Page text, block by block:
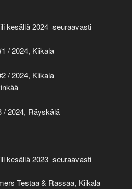
kesällä 2024 seuraavasti
/ 2024, Kiikala
/ 2024, Kiikala
/ 2024, Räyskälä
kesällä 2023 seuraavasti
Testaa & Rassaa, Kiikala